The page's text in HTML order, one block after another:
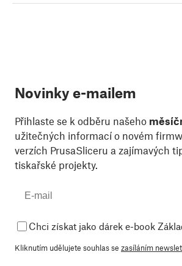
Novinky e-mailem
Přihlaste se k odběru našeho
užitečných informací o novém
verzích PrusaSliceru a zajímavých
tiskařské projekty.
Chci získat jako dárek e-book
Kliknutím udělujete souhlas se zasíláním